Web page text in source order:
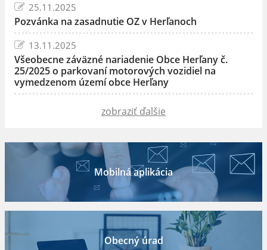
25.11.2025
Pozvánka na zasadnutie OZ v Herľanoch
13.11.2025
Všeobecne záväzné nariadenie Obce Herľany č.
25/2025 o parkovaní motorových vozidiel na
vymedzenom území obce Herľany
zobraziť ďalšie
Mobilná aplikácia
Obecný úrad